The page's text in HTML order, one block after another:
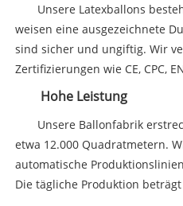
Unsere Latexballons
weisen eine ausgezeichnete
sind sicher und ungiftig. Wir
Zertifizierungen wie CE, CPC,
Hohe Leistung
Unsere Ballonfabrik
etwa 12.000 Quadratmetern.
automatische
Die tägliche Produktion